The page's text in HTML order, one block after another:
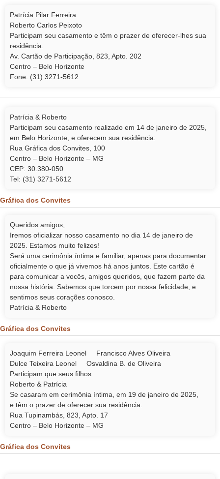
Patrícia Pilar Ferreira
Roberto Carlos Peixoto
Participam seu casamento e têm o prazer de oferecer-lhes sua
residência.
Av. Cartão de Participação, 823, Apto. 202
Centro – Belo Horizonte
Fone: (31) 3271-5612
Patrícia & Roberto
Participam seu casamento realizado em 14 de janeiro de 2025,
em Belo Horizonte, e oferecem sua residência:
Rua Gráfica dos Convites, 100
Centro – Belo Horizonte – MG
CEP: 30.380-050
Tel: (31) 3271-5612
Gráfica dos Convites
Queridos amigos,
Iremos oficializar nosso casamento no dia 14 de janeiro de
2025. Estamos muito felizes!
Será uma cerimônia íntima e familiar, apenas para documentar
oficialmente o que já vivemos há anos juntos. Este cartão é
para comunicar a vocês, amigos queridos, que fazem parte da
nossa história. Sabemos que torcem por nossa felicidade, e
sentimos seus corações conosco.
Patrícia & Roberto
Gráfica dos Convites
Joaquim Ferreira Leonel Francisco Alves Oliveira
Dulce Teixeira Leonel Osvaldina B. de Oliveira
Participam que seus filhos
Roberto & Patrícia
Se casaram em cerimônia íntima, em 19 de janeiro de 2025,
e têm o prazer de oferecer sua residência:
Rua Tupinambás, 823, Apto. 17
Centro – Belo Horizonte – MG
Gráfica dos Convites